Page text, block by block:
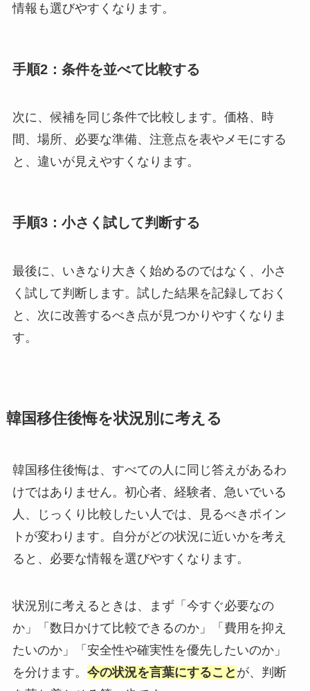
情報も選びやすくなります。
手順2：条件を並べて比較する
次に、候補を同じ条件で比較します。価格、時
間、場所、必要な準備、注意点を表やメモにする
と、違いが見えやすくなります。
手順3：小さく試して判断する
最後に、いきなり大きく始めるのではなく、小さ
く試して判断します。試した結果を記録しておく
と、次に改善するべき点が見つかりやすくなりま
す。
韓国移住後悔を状況別に考える
韓国移住後悔は、すべての人に同じ答えがあるわ
けではありません。初心者、経験者、急いでいる
人、じっくり比較したい人では、見るべきポイン
トが変わります。自分がどの状況に近いかを考え
ると、必要な情報を選びやすくなります。
状況別に考えるときは、まず「今すぐ必要なの
か」「数日かけて比較できるのか」「費用を抑え
たいのか」「安全性や確実性を優先したいのか」
を分けます。 今の状況を言葉にすること が、判断